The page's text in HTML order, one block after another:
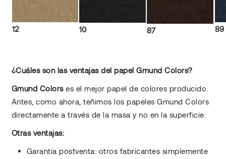
12 10 87 89
¿Cuáles son las ventajas del papel Gmund Colors?
Gmund Colorses el mejor papel de colores producido.
Antes, como ahora, teñimos los papeles Gmund Colors
directamente a través de la masa y no en la superficie.
Otras ventajas:
Garantía postventa: otros fabricantes simplemente